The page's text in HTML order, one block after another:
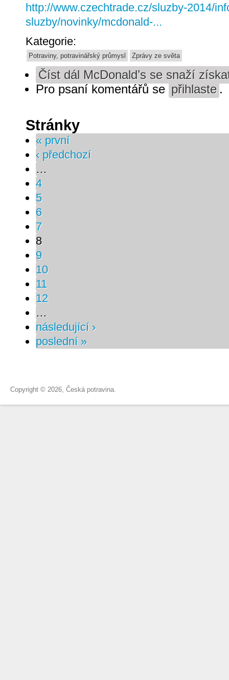
http://www.czechtrade.cz/sluzby-2014/
sluzby/novinky/mcdonald-...
Kategorie:
Potraviny, potravinářský průmysl Zprávy ze světa
Číst dál McDonald’s se snaží
Pro psaní komentářů se přihlaste .
Stránky
« první
‹ předchozí
…
4
5
6
7
8
9
10
11
12
…
následující ›
poslední »
Copyright © 2026, Česká potravina.